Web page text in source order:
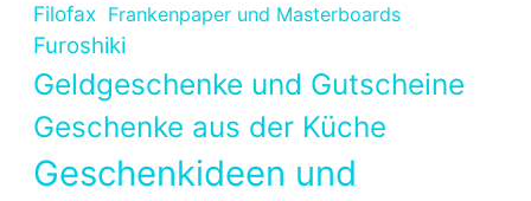
Filofax Frankenpaper und Masterboards
Furoshiki
Geldgeschenke und Gutscheine
Geschenke aus der Küche
Geschenkideen und